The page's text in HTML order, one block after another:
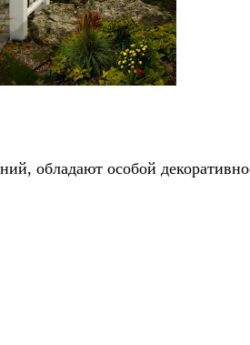
обладают особой